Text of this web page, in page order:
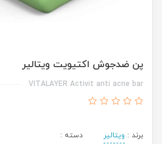
پن ضدجوش اکتیویت ویتالیر
VITALAYER Activit anti acne bar
برند : ویتالیر دسته :